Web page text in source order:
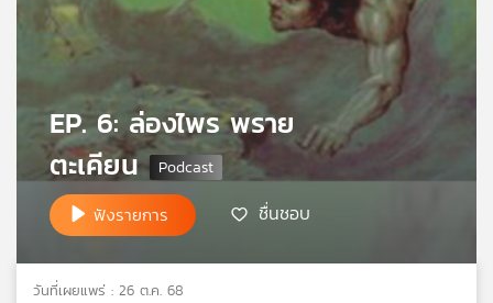
เครือ
ข่าย
วิทยุ
พี
แผนที่
วิทยุ
เครือ
EP. 6: ล่องไพร พราย
ตะเคียน
ฟังรายการ ชื่นชอบ
วันที่เผยแพร่ : 26 ต.ค. 68